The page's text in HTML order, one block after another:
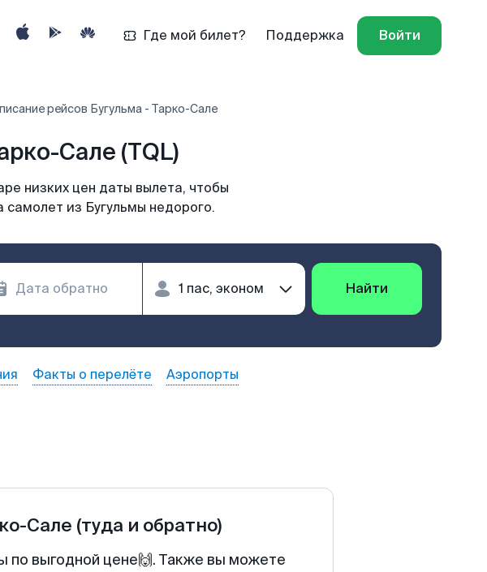
Где мой билет? Поддержка Войти
рейсов Бугульма - Тарко-Сале
Сале (TQL)
низких цен даты вылета, чтобы
самолет из Бугульмы недорого.
Найти
Факты о перелёте Аэропорты
Сале (туда и обратно)
по выгодной цене🙌. Также вы можете